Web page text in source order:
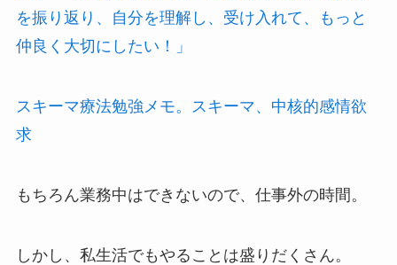
を振り返り、自分を理解し、受け入れて、もっと
仲良く大切にしたい！」
スキーマ療法勉強メモ。スキーマ、中核的感情欲
求
もちろん業務中はできないので、仕事外の時間。
しかし、私生活でもやることは盛りだくさん。